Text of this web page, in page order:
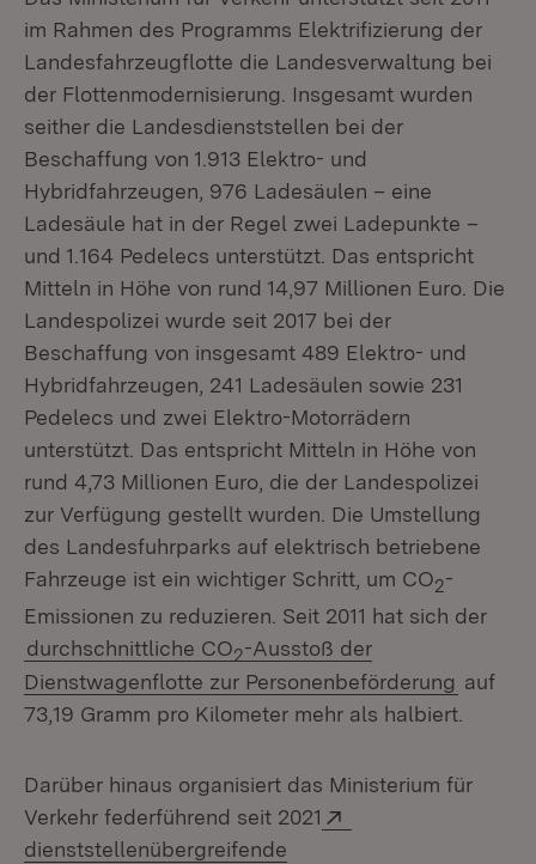
im Rahmen des Programms Elektrifizierung der
Landesfahrzeugflotte die Landesverwaltung bei
der Flottenmodernisierung. Insgesamt wurden
seither die Landesdienststellen bei der
Beschaffung von 1.913 Elektro- und
Hybridfahrzeugen, 976 Ladesäulen – eine
Ladesäule hat in der Regel zwei Ladepunkte –
und 1.164 Pedelecs unterstützt. Das entspricht
Mitteln in Höhe von rund 14,97 Millionen Euro. Die
Landespolizei wurde seit 2017 bei der
Beschaffung von insgesamt 489 Elektro- und
Hybridfahrzeugen, 241 Ladesäulen sowie 231
Pedelecs und zwei Elektro-Motorrädern
unterstützt. Das entspricht Mitteln in Höhe von
rund 4,73 Millionen Euro, die der Landespolizei
zur Verfügung gestellt wurden. Die Umstellung
des Landesfuhrparks auf elektrisch betriebene
Fahrzeuge ist ein wichtiger Schritt, um CO2-
Emissionen zu reduzieren. Seit 2011 hat sich der
durchschnittliche CO2-Ausstoß der
Dienstwagenflotte zur Personenbeförderung auf
73,19 Gramm pro Kilometer mehr als halbiert.
Darüber hinaus organisiert das Ministerium für
Verkehr federführend seit 2021
dienststellenübergreifende